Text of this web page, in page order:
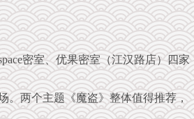
密室、优果密室（江汉路店）四家
。两个主题《魔盗》整体值得推荐，